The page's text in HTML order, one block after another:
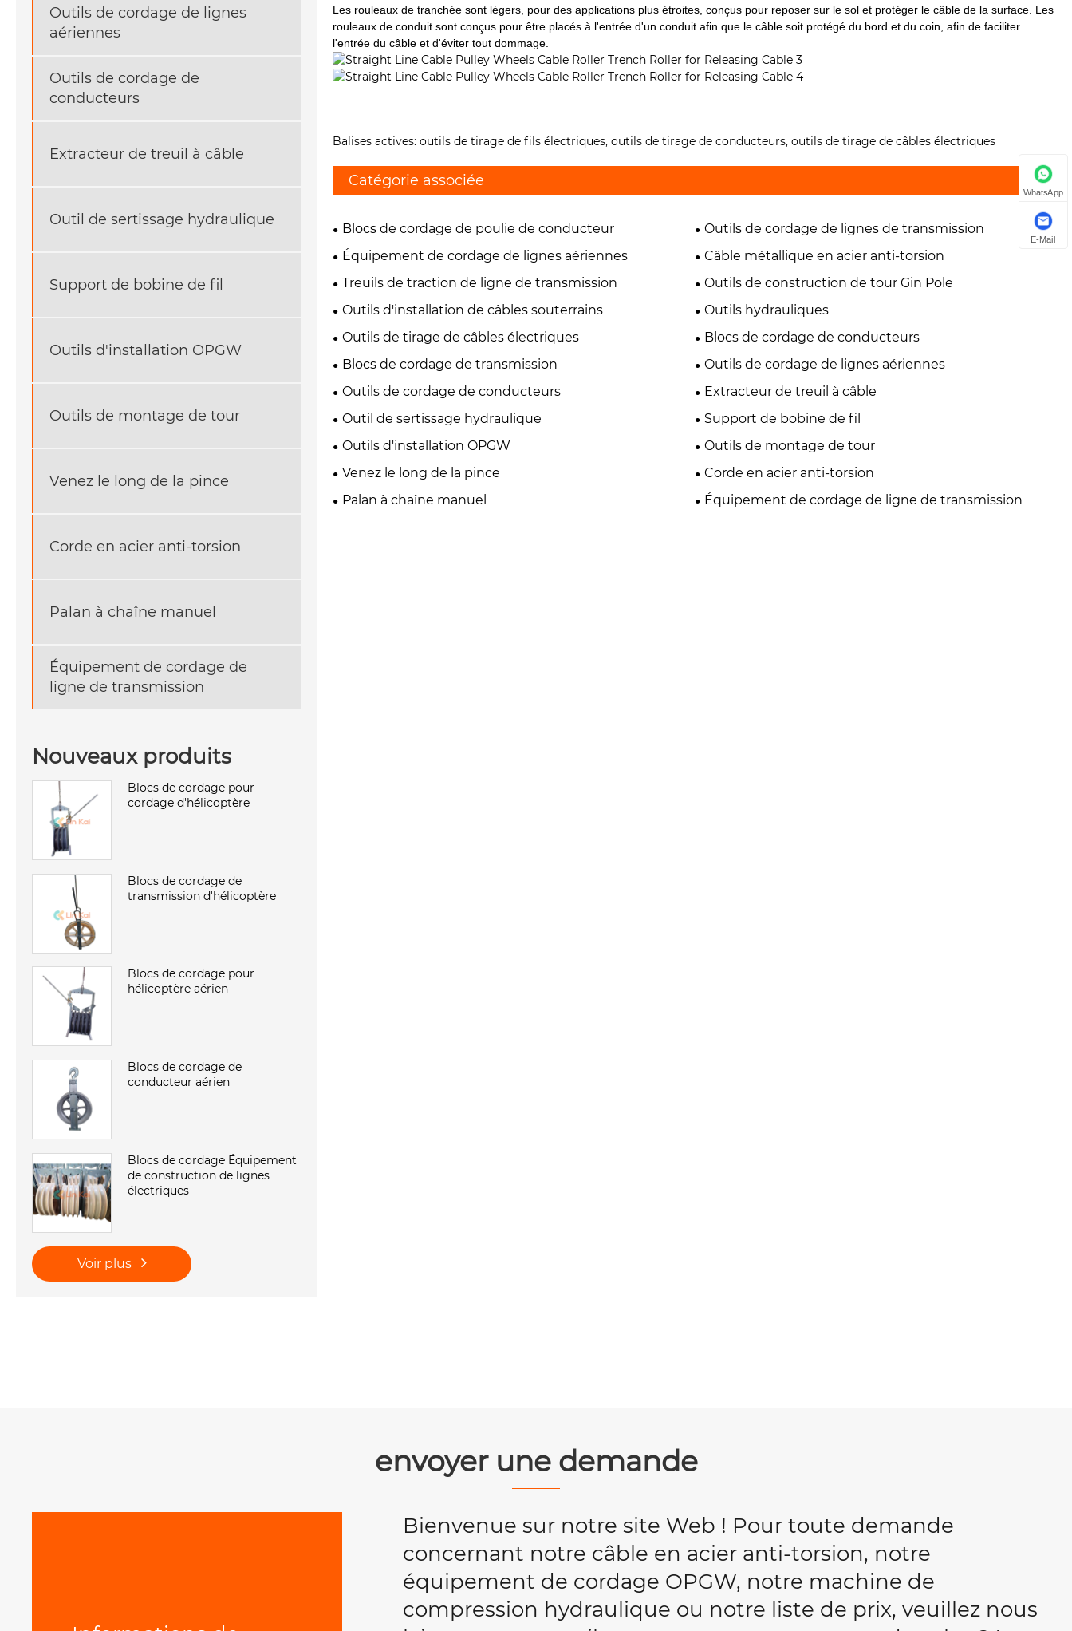
Outils de cordage de lignes
aériennes
Outils de cordage de
conducteurs
Extracteur de treuil à câble
Outil de sertissage hydraulique
Support de bobine de fil
Outils d'installation OPGW
Outils de montage de tour
Venez le long de la pince
Corde en acier anti-torsion
Palan à chaîne manuel
Équipement de cordage de
ligne de transmission
Nouveaux produits
Blocs de cordage pour
cordage d'hélicoptère
Blocs de cordage de
transmission d'hélicoptère
Blocs de cordage pour
hélicoptère aérien
Blocs de cordage de
conducteur aérien
Blocs de cordage Équipement
de construction de lignes
électriques
Voir plus
Les rouleaux de tranchée sont légers, pour des applications plus étroites, conçus pour reposer sur le sol et protéger le câble de la surface. Les
rouleaux de conduit sont conçus pour être placés à l'entrée d'un conduit afin que le câble soit protégé du bord et du coin, afin de faciliter
l'entrée du câble et d'éviter tout dommage.
Balises actives: outils de tirage de fils électriques, outils de tirage de conducteurs, outils de tirage de câbles électriques
Catégorie associée
Blocs de cordage de poulie de conducteur
Outils de cordage de lignes de transmission
Équipement de cordage de lignes aériennes
Câble métallique en acier anti-torsion
Treuils de traction de ligne de transmission
Outils de construction de tour Gin Pole
Outils d'installation de câbles souterrains
Outils hydrauliques
Outils de tirage de câbles électriques
Blocs de cordage de conducteurs
Blocs de cordage de transmission
Outils de cordage de lignes aériennes
Outils de cordage de conducteurs
Extracteur de treuil à câble
Outil de sertissage hydraulique
Support de bobine de fil
Outils d'installation OPGW
Outils de montage de tour
Venez le long de la pince
Corde en acier anti-torsion
Palan à chaîne manuel
Équipement de cordage de ligne de transmission
envoyer une demande
Bienvenue sur notre site Web ! Pour toute demande
concernant notre câble en acier anti-torsion, notre
équipement de cordage OPGW, notre machine de
compression hydraulique ou notre liste de prix, veuillez nous
WhatsApp
E-Mail